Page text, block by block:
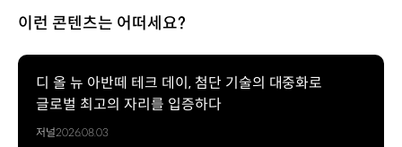
이런 콘텐츠는 어떠세요?
디 올 뉴 아반떼 테크 데이, 첨단 기술의 대중화로
글로벌 최고의 자리를 입증하다
저널2026.08.03